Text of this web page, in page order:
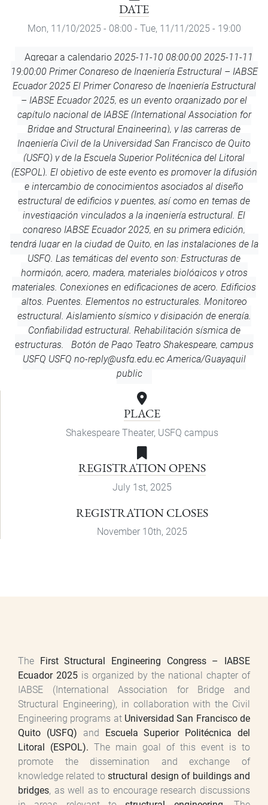
DATE
Mon, 11/10/2025 - 08:00 - Tue, 11/11/2025 - 19:00
Add
to
Calendar
Agregar a calendario 2025-11-10 08:00:00 2025-11-11
19:00:00 Primer Congreso de Ingeniería Estructural – IABSE
Ecuador 2025 El Primer Congreso de Ingeniería Estructural
– IABSE Ecuador 2025, es un evento organizado por el
capítulo nacional de IABSE (International Association for
Bridge and Structural Engineering), y las carreras de
Ingeniería Civil de la Universidad San Francisco de Quito
(USFQ) y de la Escuela Superior Politécnica del Litoral
(ESPOL). El objetivo de este evento es promover la difusión
e intercambio de conocimientos asociados al diseño
estructural de edificios y puentes, así como en temas de
investigación vinculados a la ingeniería estructural. El
congreso IABSE Ecuador 2025, en su primera edición,
tendrá lugar en la ciudad de Quito, en las instalaciones de la
USFQ. Las temáticas del evento son: Estructuras de
hormigón, acero, madera, materiales biológicos y otros
materiales. Conexiones en edificaciones de acero. Edificios
altos. Puentes. Elementos no estructurales. Monitoreo
estructural. Aislamiento sísmico y disipación de energía.
Confiabilidad estructural. Rehabilitación sísmica de
estructuras. Botón de Pago Teatro Shakespeare, campus
USFQ USFQ no-reply@usfq.edu.ec America/Guayaquil
public
PLACE
Shakespeare Theater, USFQ campus
REGISTRATION OPENS
July 1st, 2025
REGISTRATION CLOSES
November 10th, 2025
The First Structural Engineering Congress – IABSE
Ecuador 2025 is organized by the national chapter of
IABSE (International Association for Bridge and
Structural Engineering), in collaboration with the Civil
Engineering programs atUniversidad San Francisco de
Quito (USFQ) and Escuela Superior Politécnica del
Litoral (ESPOL). The main goal of this event is to
promote the dissemination and exchange of
knowledge related tostructural design of buildings and
bridges, as well as to encourage research discussions